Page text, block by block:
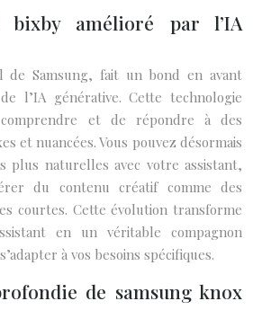
bixby amélioré par l’IA
de Samsung, fait un bond en avant
l’IA générative. Cette technologie
et de répondre à des
et nuancées. Vous pouvez désormais
plus naturelles avec votre assistant,
du contenu créatif comme des
courtes. Cette évolution transforme
en un véritable compagnon
à vos besoins spécifiques.
de samsung knox